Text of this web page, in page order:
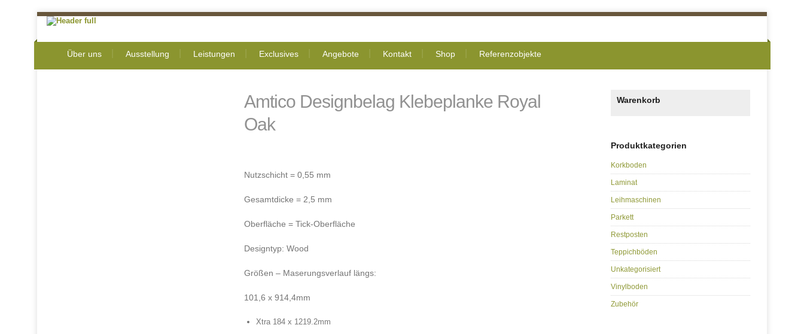
Über uns Ausstellung Leistungen Exclusives Angebote Kontakt Shop Referenzobjekte
Amtico Designbelag Klebeplanke Royal
Oak
Nutzschicht = 0,55 mm
Gesamtdicke = 2,5 mm
Oberfläche = Tick-Oberfläche
Designtyp: Wood
Größen – Maserungsverlauf längs:
101,6 x 914,4mm
Xtra 184 x 1219.2mm
Warenkorb
Produktkategorien
Korkboden
Laminat
Leihmaschinen
Parkett
Restposten
Teppichböden
Unkategorisiert
Vinylboden
Zubehör